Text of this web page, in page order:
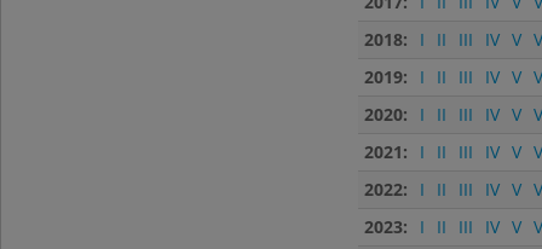
2018:
I II III IV V
2019:
I II III IV V
2020:
I II III IV V
2021:
I II III IV V
2022:
I II III IV V
2023:
I II III IV V